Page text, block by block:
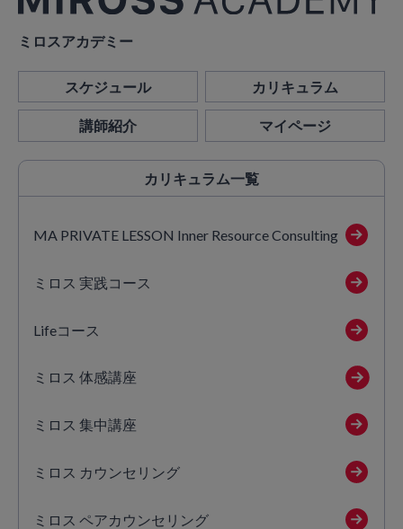
ミロスアカデミー
スケジュール カリキュラム
講師紹介 マイページ
カリキュラム一覧
MA PRIVATE LESSON Inner Resource Consulting
ミロス 実践コース
Lifeコース
ミロス 体感講座
ミロス 集中講座
ミロス カウンセリング
ミロス ペアカウンセリング